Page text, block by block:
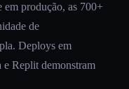
produção, as 700+
de
Deploys em
Replit demonstram